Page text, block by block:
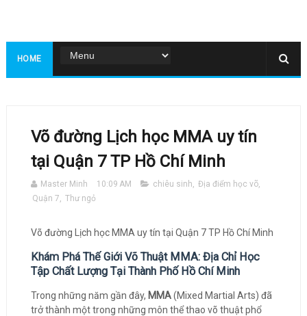
HOME
Võ đường Lịch học MMA uy tín
tại Quận 7 TP Hồ Chí Minh
Master Minh 10:09 AM chiêu sinh, Địa điểm học võ,
Quận 7, Thư ngỏ
Võ đường Lịch học MMA uy tín tại Quận 7 TP Hồ Chí Minh
Khám Phá Thế Giới Võ Thuật MMA: Địa Chỉ Học
Tập Chất Lượng Tại Thành Phố Hồ Chí Minh
Trong những năm gần đây, MMA(Mixed Martial Arts) đã
trở thành một trong những môn thể thao võ thuật phổ